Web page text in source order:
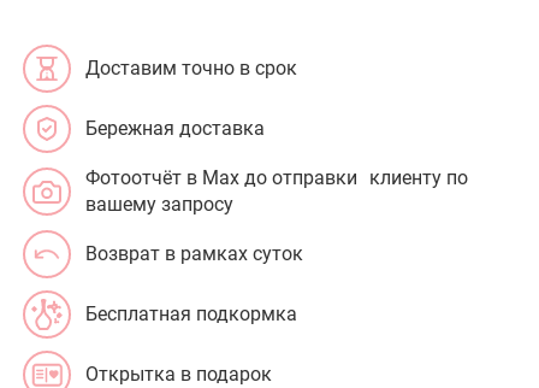
Доставим точно в срок
Бережная доставка
Фотоотчёт в Max до отправки клиенту по
вашему запросу
Возврат в рамках суток
Бесплатная подкормка
Открытка в подарок